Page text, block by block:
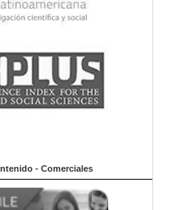
- Comerciales